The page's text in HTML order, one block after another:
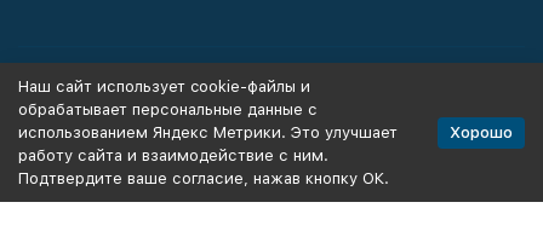
Информация
Политика персональных данных
Наш сайт использует cookie-файлы и
обрабатывает персональные данные с
использованием Яндекс Метрики. Это улучшает
работу сайта и взаимодействие с ним.
Подтвердите ваше согласие, нажав кнопку ОК.
Хорошо